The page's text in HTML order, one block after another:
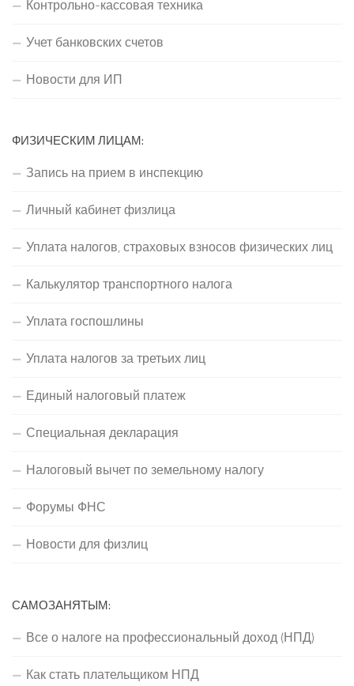
Контрольно-кассовая техника
Учет банковских счетов
Новости для ИП
ФИЗИЧЕСКИМ ЛИЦАМ:
Запись на прием в инспекцию
Личный кабинет физлица
Уплата налогов, страховых взносов физических лиц
Калькулятор транспортного налога
Уплата госпошлины
Уплата налогов за третьих лиц
Единый налоговый платеж
Специальная декларация
Налоговый вычет по земельному налогу
Форумы ФНС
Новости для физлиц
САМОЗАНЯТЫМ:
Все о налоге на профессиональный доход (НПД)
Как стать плательщиком НПД